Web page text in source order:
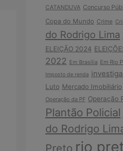
CATANDUVA Concurso
Copa do Mundo Crime
do Rodrigo Lima
ELEIÇÃO 2024
2022 Em Brasília Em Rio
Imposto de renda
Luto Mercado Imobiliário
Operação da PF Operação
Plantão Policial
do Rodrigo
Preto rio